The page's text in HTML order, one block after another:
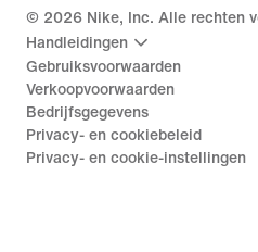
© 2026 Nike, Inc. Alle rechten
Handleidingen
Gebruiksvoorwaarden
Verkoopvoorwaarden
Bedrijfsgegevens
Privacy- en cookiebeleid
Privacy- en cookie-instellingen